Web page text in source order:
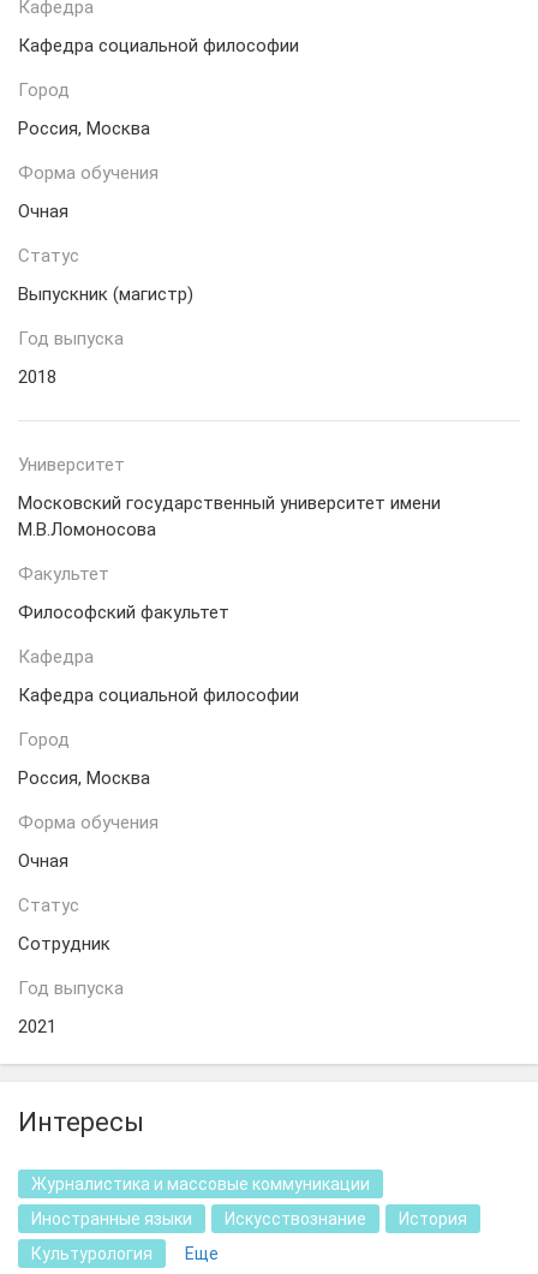
Кафедра
Кафедра социальной философии
Город
Россия, Москва
Форма обучения
Очная
Статус
Выпускник (магистр)
Год выпуска
2018
Университет
Московский государственный университет имени
М.В.Ломоносова
Факультет
Философский факультет
Кафедра
Кафедра социальной философии
Город
Россия, Москва
Форма обучения
Очная
Статус
Сотрудник
Год выпуска
2021
Интересы
Журналистика и массовые коммуникации
Иностранные языки
Искусствознание
История
Культурология
Еще